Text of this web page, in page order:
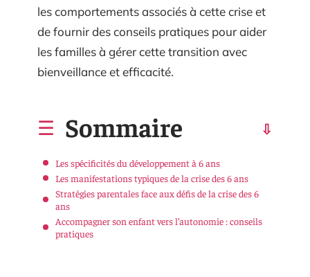
les comportements associés à cette crise et
de fournir des conseils pratiques pour aider
les familles à gérer cette transition avec
bienveillance et efficacité.
Sommaire
Les spécificités du développement à 6 ans
Les manifestations typiques de la crise des 6 ans
Stratégies parentales face aux défis de la crise des 6
ans
Accompagner son enfant vers l’autonomie : conseils
pratiques